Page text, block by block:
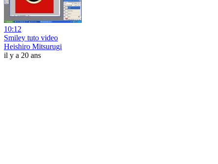
10:12
Smiley tuto video
Heishiro Mitsurugi
il y a 20 ans